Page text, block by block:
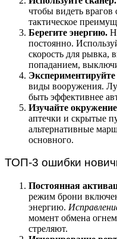
чтобы видеть врагов
тактическое
Берегите энергию.
постоянно.
скорость для
попаданием,
виды вооружения.
быть эффективнее
Изучайте
аптечки и скрытые
альтернативные
основного.
ТОП-3 ошибки
Постоянная
режим брони
энергию.
момент обмена
стреляют.